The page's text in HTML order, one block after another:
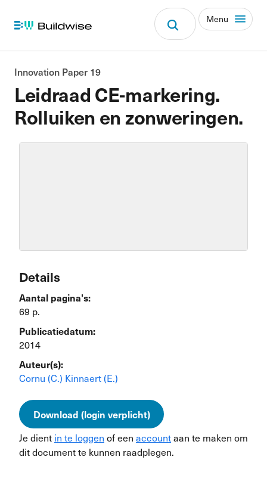
Menu
Leidraad CE-markering.
Rolluiken en zonweringen.
Innovation Paper 19
Details
Aantal pagina's:
69 p.
Publicatiedatum:
2014
Auteur(s):
Cornu (C.) Kinnaert (E.)
Download (login verplicht)
Je dient in te loggen of een accountaan te maken om
dit document te kunnen raadplegen.